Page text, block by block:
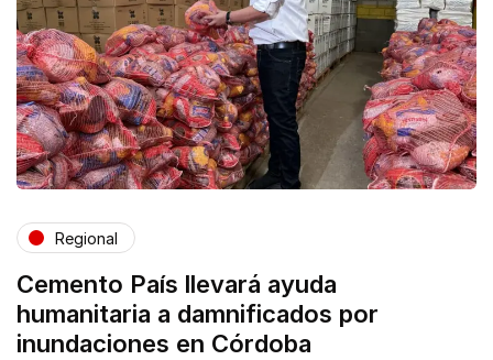
Regional
Cemento País llevará ayuda
humanitaria a damnificados por
inundaciones en Córdoba